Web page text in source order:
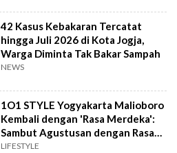
42 Kasus Kebakaran Tercatat
hingga Juli 2026 di Kota Jogja,
Warga Diminta Tak Bakar Sampah
NEWS
1O1 STYLE Yogyakarta Malioboro
Kembali dengan 'Rasa Merdeka':
Sambut Agustusan dengan Rasa
dan Tawa
LIFESTYLE